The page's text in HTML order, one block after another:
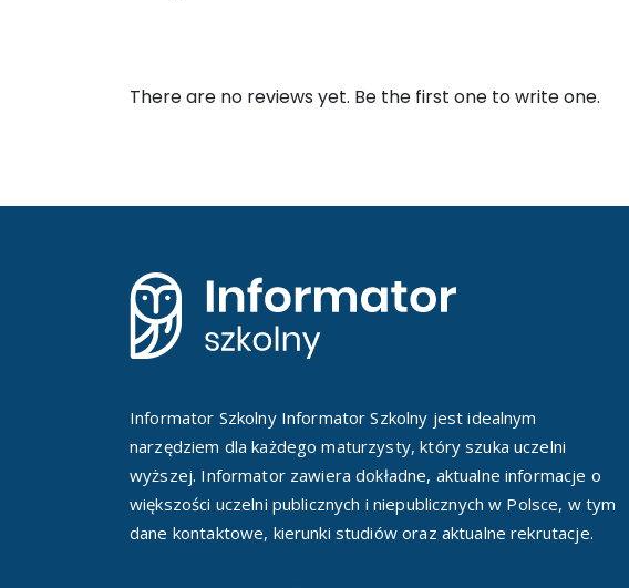
There are no reviews yet. Be the first one to write one.
Informator Szkolny Informator Szkolny jest idealnym
narzędziem dla każdego maturzysty, który szuka uczelni
wyższej. Informator zawiera dokładne, aktualne informacje o
większości uczelni publicznych i niepublicznych w Polsce, w tym
dane kontaktowe, kierunki studiów oraz aktualne rekrutacje.